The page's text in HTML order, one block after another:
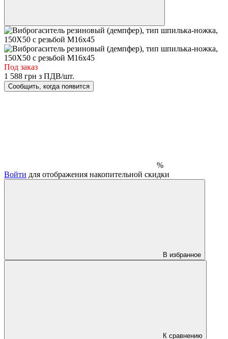
Под заказ
1 588 грн з ПДВ/шт.
Сообщить, когда появится
%
Войти для отображения накопительной скидки
В избранное
К сравнению